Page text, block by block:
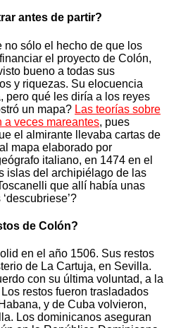
antes de partir?
no sólo el hecho de que los
el proyecto de Colón,
bueno a todas sus
y riquezas. Su elocuencia
pero qué les diría a los reyes
un mapa? Las teorías sobre
a veces mareantes, pues
el almirante llevaba cartas de
mapa elaborado por
italiano, en 1474 en el
islas del archipiélago de las
que allí había unas
de Colón?
en el año 1506. Sus restos
de La Cartuja, en Sevilla.
con su última voluntad, a la
restos fueron trasladados
y de Cuba volvieron,
Los dominicanos aseguran